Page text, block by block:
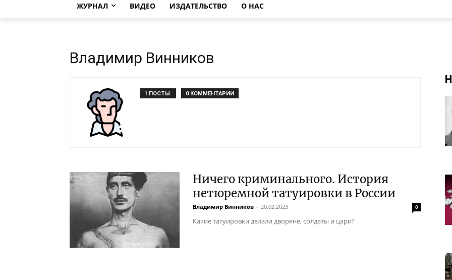
ЖУРНАЛ ВИДЕО ИЗДАТЕЛЬСТВО О НАС
Владимир Винников
1 ПОСТЫ 0 КОММЕНТАРИИ
Ничего криминального. История
нетюремной татуировки в России
Владимир Винников - 20.02.2023 0
Какие татуировки делали дворяне, солдаты и цари?